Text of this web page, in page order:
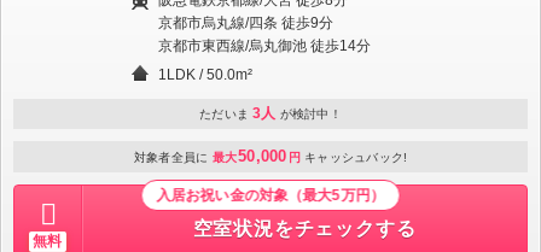
京都市烏丸線/四条 徒歩9分
京都市東西線/烏丸御池 徒歩14分
1LDK / 50.0m²
ただいま 3人 が検討中！
対象者全員に 最大50,000 円 キャッシュバック!
無料
入居お祝い金の対象（最大5万円）
空室状況をチェックする